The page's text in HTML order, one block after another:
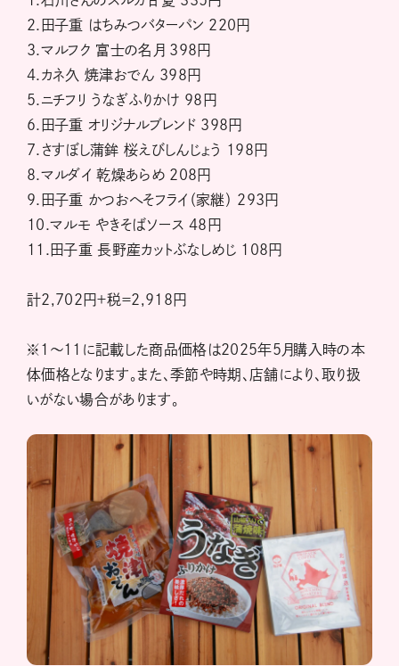
2.田子重 はちみつバターパン 220円
3.マルフク 富士の名月 398円
4.カネ久 焼津おでん 398円
5.ニチフリ うなぎふりかけ 98円
6.田子重 オリジナルブレンド 398円
7.さすぼし蒲鉾 桜えびしんじょう 198円
8.マルダイ 乾燥あらめ 208円
9.田子重 かつおへそフライ（家継） 293円
10.マルモ やきそばソース 48円
11.田子重 長野産カットぶなしめじ 108円
計2,702円＋税＝2,918円
※1～11に記載した商品価格は2025年5月購入時の本
体価格となります。また、季節や時期、店舗により、取り扱
いがない場合があります。